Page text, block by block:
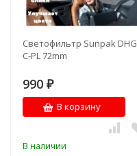
Светофильтр Sunpak DHG
C-PL 72mm
990 ₽
В корзину
В наличии